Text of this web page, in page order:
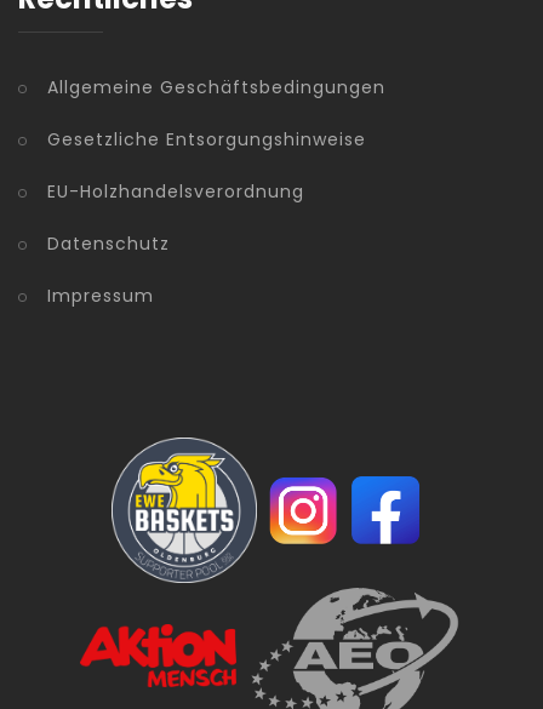
Allgemeine Geschäftsbedingungen
Gesetzliche Entsorgungshinweise
EU-Holzhandelsverordnung
Datenschutz
Impressum